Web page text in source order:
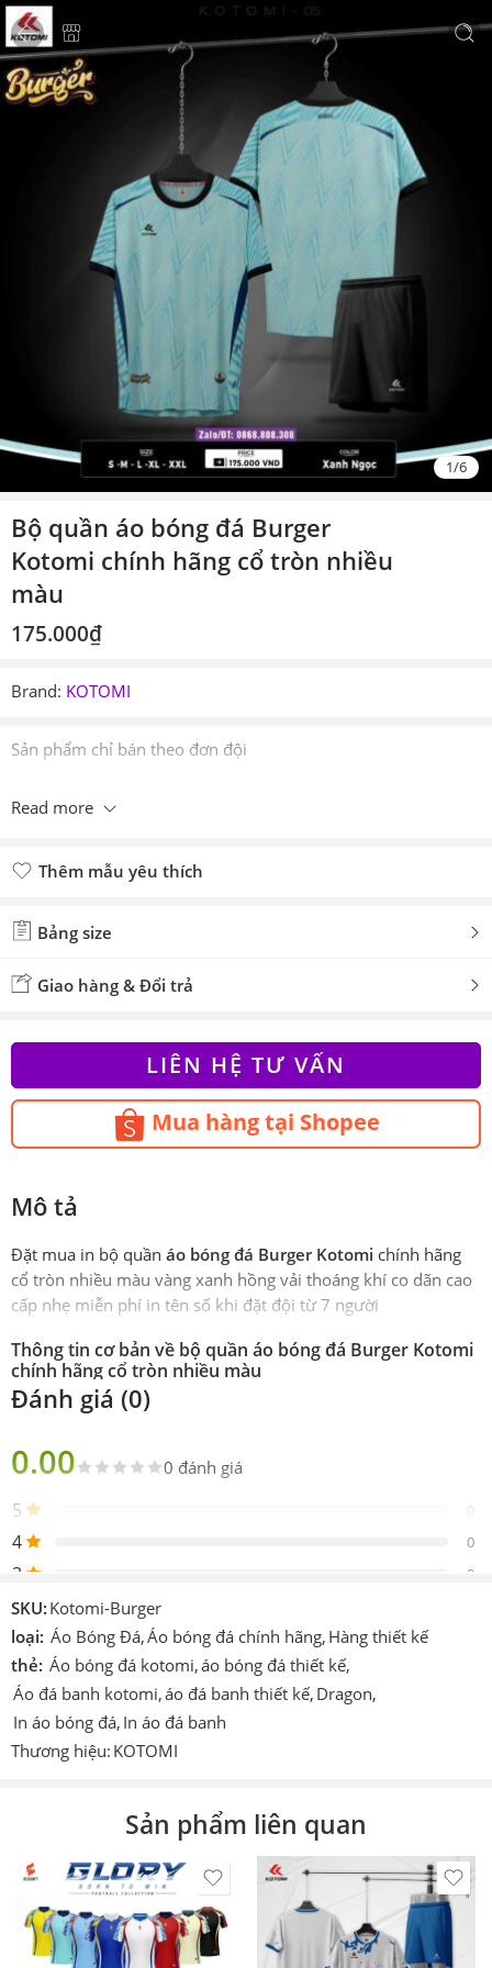
1/6
Bộ quần áo bóng đá Burger
Kotomi chính hãng cổ tròn nhiều
màu
175.000₫
Brand: KOTOMI
Sản phẩm chỉ bán theo đơn đội
Read more
Thêm mẫu yêu thích
Bảng size
Giao hàng & Đổi trả
LIÊN HỆ TƯ VẤN
Mua hàng tại Shopee
Mô tả
Đặt mua in bộ quần áo bóng đá Burger Kotomi chính hãng
cổ tròn nhiều màu vàng xanh hồng vải thoáng khí co dãn cao
cấp nhẹ miễn phí in tên số khi đặt đội từ 7 người
Thông tin cơ bản về bộ quần áo bóng đá Burger Kotomi
chính hãng cổ tròn nhiều màu
Phiên
Chính hãng Kotomi
Sản
Gồm 1 áo 1 quần đen
Thiết
kế
Chi tiết
khác
In hoặc ép decan nhiệt cao tần.
Công
nghệ
Cmcn 4.0 dệt vi tính, ép nhiệt cao tần,
nhuộm sâu.
Size
S – M – L – XL – XXL – XXXL
hợp
Làm áo thi đấu, áo đá banh, đá bóng,
áo team, áo đội,…
In theo
yêu
cầu
In tên số. In logo theo yêu cầu (có tính
phí).
Đánh giá (0)
0.00 0 đánh giá
5 0
4 0
3 0
2
1
Be the first to review!
Hiện vẫn chưa có đánh giá.
SKU: Kotomi-Burger
loại: Áo Bóng Đá,Áo bóng đá chính hãng, Hàng thiết kế
thẻ: Áo bóng đá kotomi,áo bóng đá thiết kế,
Áo đá banh kotomi,áo đá banh thiết kế, Dragon,
In áo bóng đá, In áo đá banh
Thương hiệu: KOTOMI
Sản phẩm liên quan